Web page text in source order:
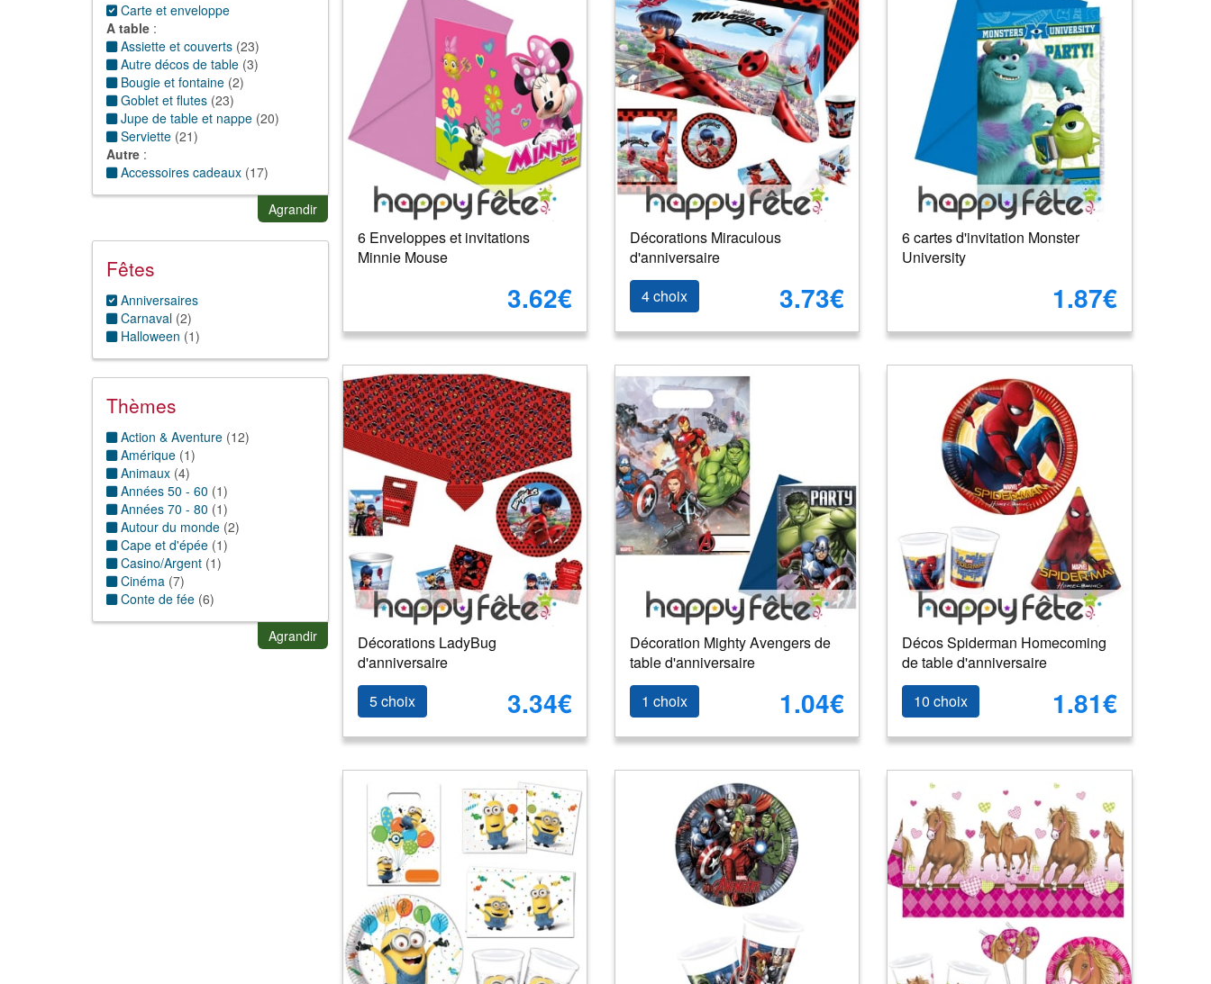
Carte et enveloppe
A table :
Assiette et couverts (23)
Autre décos de table (3)
Bougie et fontaine (2)
Goblet et flutes (23)
Jupe de table et nappe (20)
Serviette (21)
Autre :
Accessoires cadeaux (17)
Cotillons:
Déco:
Guirlande/Boule/suspension
Agrandir
Fêtes
Anniversaires
Carnaval (2)
Halloween (1)
Thèmes
Action & Aventure (12)
Amérique (1)
Animaux (4)
Années 50 - 60 (1)
Années 70 - 80 (1)
Autour du monde (2)
Cape et d'épée (1)
Casino/Argent (1)
Cinéma (7)
Conte de fée (6)
Dessins Animés & BD(26)
Agrandir
6 Enveloppes et invitations
Minnie Mouse
3.62€
Décorations Miraculous
d'anniversaire
4 choix
3.73€
6 cartes d'invitation Monster
University
1.87€
Décorations LadyBug
d'anniversaire
5 choix
3.34€
Décoration Mighty Avengers de
table d'anniversaire
1 choix
1.04€
Décos Spiderman Homecoming
de table d'anniversaire
10 choix
1.81€